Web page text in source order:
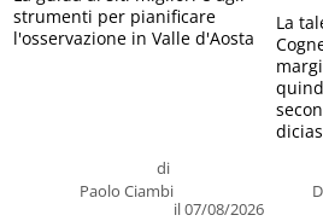
di
Paolo Ciambi
il 07/08/2026
strumenti per pianificare
l'osservazione in Valle d'Aosta
La